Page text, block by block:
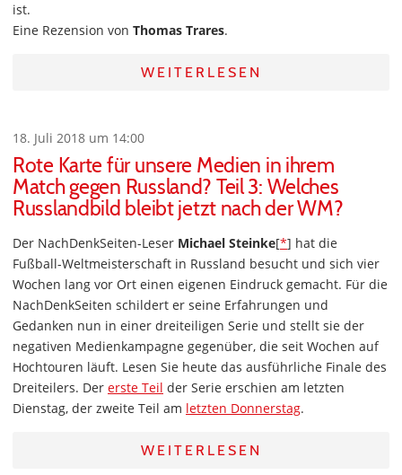
ist.
Eine Rezension von Thomas Trares.
WEITERLESEN
18. Juli 2018 um 14:00
Rote Karte für unsere Medien in ihrem
Match gegen Russland? Teil 3: Welches
Russlandbild bleibt jetzt nach der WM?
Der NachDenkSeiten-Leser Michael Steinke[*] hat die
Fußball-Weltmeisterschaft in Russland besucht und sich vier
Wochen lang vor Ort einen eigenen Eindruck gemacht. Für die
NachDenkSeiten schildert er seine Erfahrungen und
Gedanken nun in einer dreiteiligen Serie und stellt sie der
negativen Medienkampagne gegenüber, die seit Wochen auf
Hochtouren läuft. Lesen Sie heute das ausführliche Finale des
Dreiteilers. Der erste Teil der Serie erschien am letzten
Dienstag, der zweite Teil am letzten Donnerstag.
WEITERLESEN